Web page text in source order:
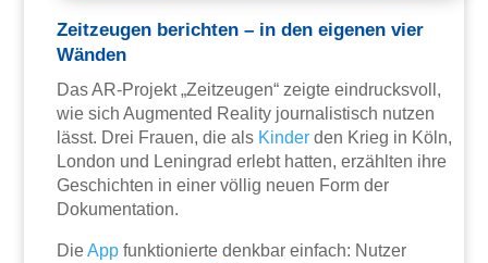
Zeitzeugen berichten – in den eigenen vier
Wänden
Das AR-Projekt „Zeitzeugen“ zeigte eindrucksvoll,
wie sich Augmented Reality journalistisch nutzen
lässt. Drei Frauen, die als Kinder den Krieg in Köln,
London und Leningrad erlebt hatten, erzählten ihre
Geschichten in einer völlig neuen Form der
Dokumentation.
DieApp funktionierte denkbar einfach: Nutzer